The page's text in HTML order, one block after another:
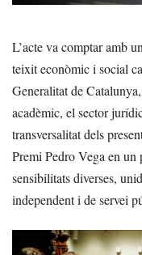
L’acte va comptar amb
teixit econòmic i social
Generalitat de
acadèmic, el sector
transversalitat dels
Premi Pedro Vega en un
sensibilitats diverses,
independent i de servei